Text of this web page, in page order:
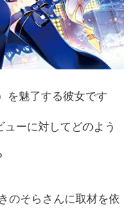
を魅了する彼女です
ーに対してどのよう
のそらさんに取材を依